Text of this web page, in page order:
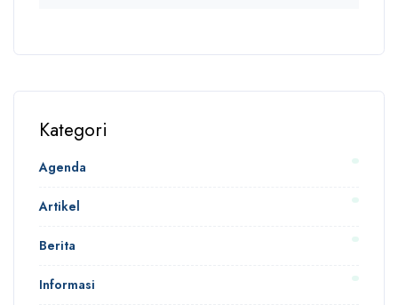
Kategori
Agenda
Artikel
Berita
Informasi